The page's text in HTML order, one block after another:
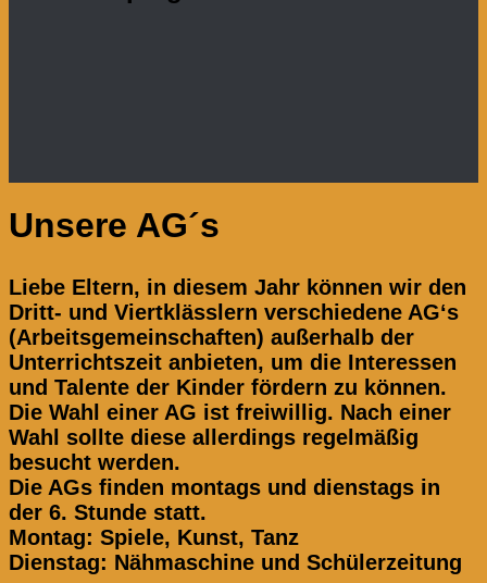
Unsere AG´s
Liebe Eltern, in diesem Jahr können wir den
Dritt- und Viertklässlern verschiedene AG‘s
(Arbeitsgemeinschaften) außerhalb der
Unterrichtszeit anbieten, um die Interessen
und Talente der Kinder fördern zu können.
Die Wahl einer AG ist freiwillig. Nach einer
Wahl sollte diese allerdings regelmäßig
besucht werden.
Die AGs finden montags und dienstags in
der 6. Stunde statt.
Montag: Spiele, Kunst, Tanz
Dienstag: Nähmaschine und Schülerzeitung